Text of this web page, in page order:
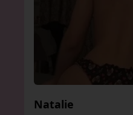
Natalie